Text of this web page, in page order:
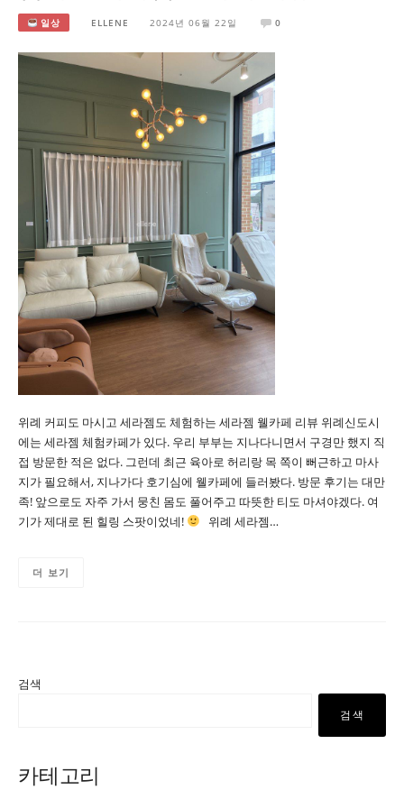
일상 ELLENE 2024년 06월 22일 0
위례 커피도 마시고 세라젬도 체험하는 세라젬 웰카페 리뷰 위례신도시
에는 세라젬 체험카페가 있다. 우리 부부는 지나다니면서 구경만 했지 직
접 방문한 적은 없다. 그런데 최근 육아로 허리랑 목 쪽이 뻐근하고 마사
지가 필요해서, 지나가다 호기심에 웰카페에 들러봤다. 방문 후기는 대만
족! 앞으로도 자주 가서 뭉친 몸도 풀어주고 따뜻한 티도 마셔야겠다. 여
기가 제대로 된 힐링 스팟이었네!
위례 세라젬…
더 보기
검색
검색
카테고리